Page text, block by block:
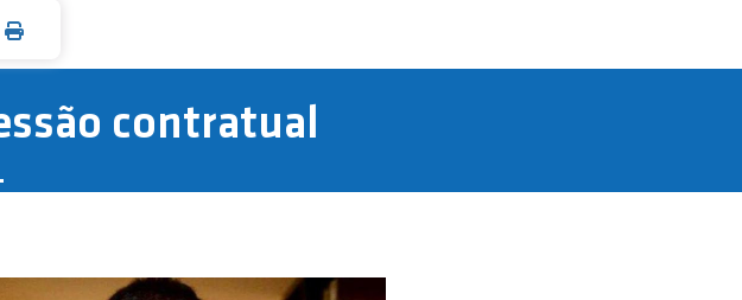
contratual